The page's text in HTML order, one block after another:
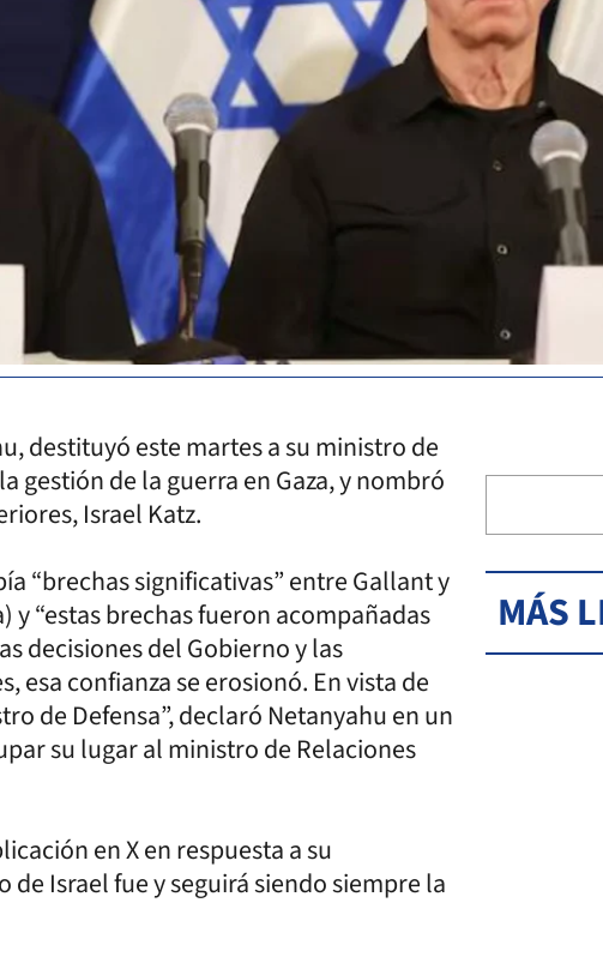
destituyó este martes a su ministro de
gestión de la guerra en Gaza, y nombró
Israel Katz.
“brechas significativas” entre Gallant y
y “estas brechas fueron acompañadas
decisiones del Gobierno y las
esa confianza se erosionó. En vista de
de Defensa”, declaró Netanyahu en un
su lugar al ministro de Relaciones
en X en respuesta a su
Israel fue y seguirá siendo siempre la
MÁS